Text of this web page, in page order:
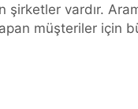
şirketler vardır.
müşteriler için